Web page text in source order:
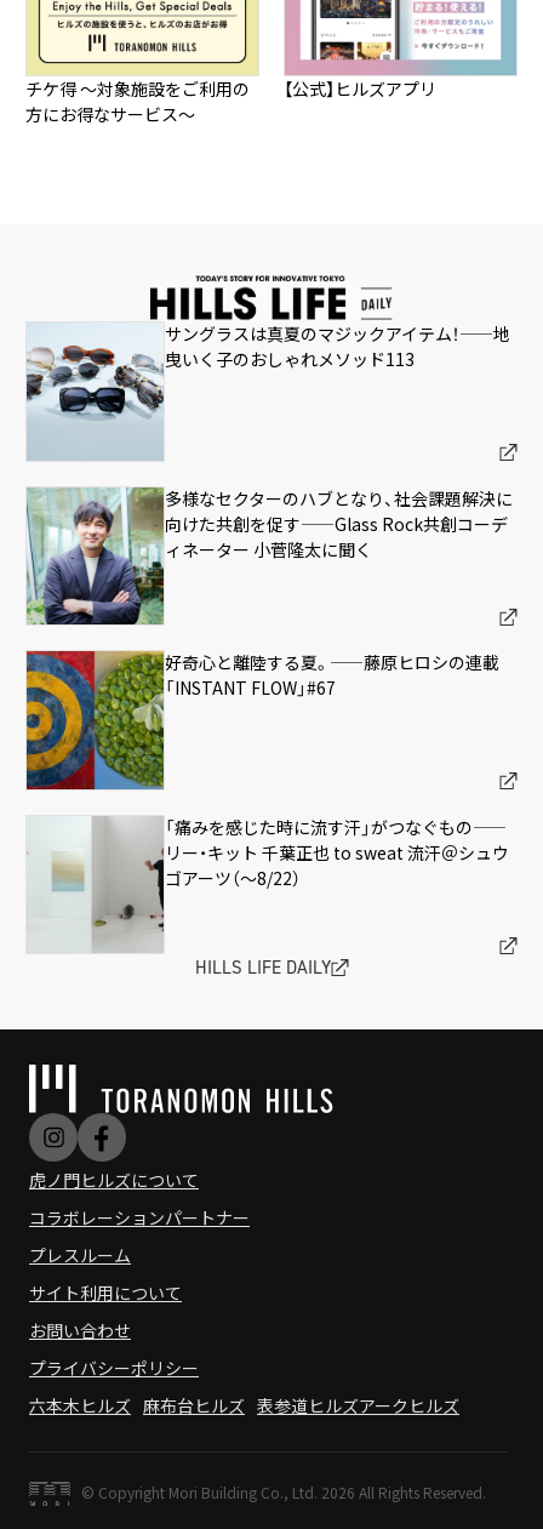
・収容形式：機械式
全長：5.3m 全幅：2.05m
全高：1.55～2.05m 最低地上高：90mm
重量2.5t
料金・各種割引
時間
全日0:00～24:00
料金
￥200 / 15分
※各種割引あります。
◯ショップ・レストラン・各種サービスのご利用による
割引
・1店舗あたり￥5,000以上のお買い上げで、2時間サービ
ス
※虎ノ門ヒルズ 森タワー、虎ノ門ヒルズ ビジネスタワ
ー、虎ノ門ヒルズ レジデンシャルタワー、虎ノ門ヒルズ
ステーションタワー共通の割引サービスです。（最大3店
※駐車券を各施設のレジ等でご提示ください。
※一部対象外の施設・商品もございます
◯ヒルズカードMastercard®による割引
ヒルズカードMastercardをお持ちの方は、
が毎回1時間サービスになります。
＜ご利用方法＞
ご利用の駐車場での精算時に、駐車券挿入後にヒルズカ
ードMastercardを精算機に挿入してください。
※ヒルズカードMastercardによる割引は、バイク駐輪
場ではご利用できません。
※有効期限を過ぎたヒルズカードMastercardでは本サ
※ご不明な点、ご利用方法は各駐車場係員へお問い合わ
※割引サービスは駐車場とは異なります。
詳しくは料金・各種割引をご確認ください。
※施設内での路上駐車はご遠慮ください。
港区自転車シェアリング（公式サイトリンク）
アクセスTOP
チケ得 ～対象施設をご利用の
方にお得なサービス～
【公式】ヒルズアプリ
サングラスは真夏のマジックアイテム！——地
曳いく子のおしゃれメソッド113
多様なセクターのハブとなり、社会課題解決に
向けた共創を促す——Glass Rock共創コーデ
ィネーター 小菅隆太に聞く
好奇心と離陸する夏。——藤原ヒロシの連載
「INSTANT FLOW」#67
「痛みを感じた時に流す汗」がつなぐもの——
リー・キット 千葉正也 to sweat 流汗＠シュウ
ゴアーツ（〜8/22）
HILLS LIFE DAILY
虎ノ門ヒルズについて
コラボレーションパートナー
プレスルーム
サイト利用について
お問い合わせ
プライバシーポリシー
六本木ヒルズ 麻布台ヒルズ 表参道ヒルズアークヒルズ
© Copyright Mori Building Co., Ltd. 2026 All Rights Reserved.